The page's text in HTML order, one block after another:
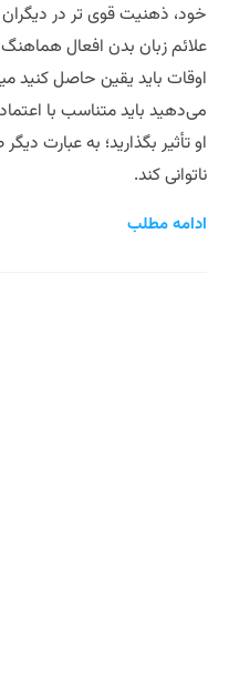
خود، ذهنیت قوی تر در دیگران
علائم زبان بدن افعال
اوقات باید یقین حاصل کنید
می‌دهید باید متناسب با
او تأثیر بگذارید؛ به عبارت
ناتوانی کند.
ادامه مطلب